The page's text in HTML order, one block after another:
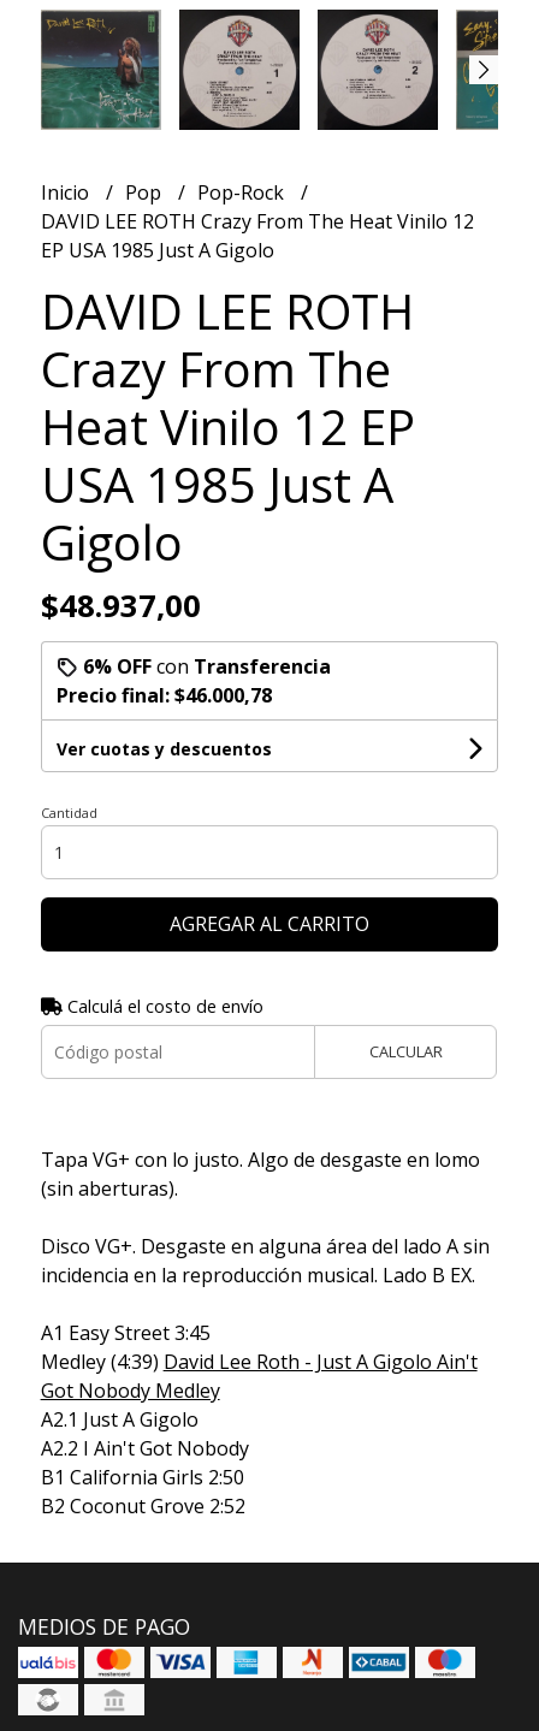
Inicio Pop
Pop-Rock
DAVID LEE ROTH Crazy From The Heat Vinilo 12
EP USA 1985 Just A Gigolo
DAVID LEE ROTH
Crazy From The
Heat Vinilo 12 EP
USA 1985 Just A
Gigolo
$48.937,00
6% OFFcon Transferencia
Precio final:$46.000,78
Ver cuotas y descuentos
Cantidad
AGREGAR AL CARRITO
Calculá el costo de envío
CALCULAR
Tapa VG+ con lo justo. Algo de desgaste en lomo
(sin aberturas).
Disco VG+. Desgaste en alguna área del lado A sin
incidencia en la reproducción musical. Lado B EX.
A1 Easy Street 3:45
Medley (4:39) David Lee Roth - Just A Gigolo Ain't
Got Nobody Medley
A2.1 Just A Gigolo
A2.2 I Ain't Got Nobody
B1 California Girls 2:50
B2 Coconut Grove 2:52
MEDIOS DE PAGO